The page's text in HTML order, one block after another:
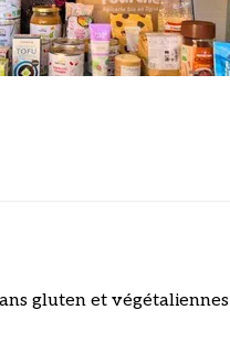
gluten et végétaliennes